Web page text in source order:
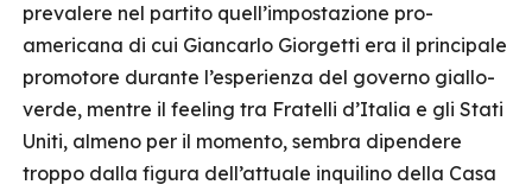
prevalere nel partito quell’impostazione pro-
americana di cui Giancarlo Giorgetti era il principale
promotore durante l’esperienza del governo giallo-
verde, mentre il feeling tra Fratelli d’Italia e gli Stati
Uniti, almeno per il momento, sembra dipendere
troppo dalla figura dell’attuale inquilino della Casa